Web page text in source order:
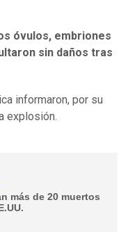
óvulos, embriones
sin daños tras
informaron, por su
explosión.
más de 20 muertos